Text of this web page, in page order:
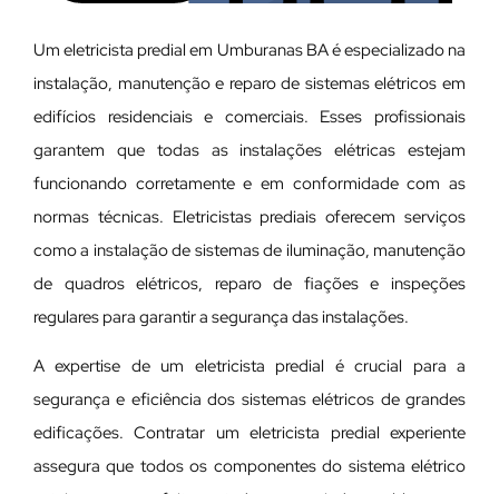
Um eletricista predial em Umburanas BA é especializado na
instalação, manutenção e reparo de sistemas elétricos em
edifícios residenciais e comerciais. Esses profissionais
garantem que todas as instalações elétricas estejam
funcionando corretamente e em conformidade com as
normas técnicas. Eletricistas prediais oferecem serviços
como a instalação de sistemas de iluminação, manutenção
de quadros elétricos, reparo de fiações e inspeções
regulares para garantir a segurança das instalações.
A expertise de um eletricista predial é crucial para a
segurança e eficiência dos sistemas elétricos de grandes
edificações. Contratar um eletricista predial experiente
assegura que todos os componentes do sistema elétrico